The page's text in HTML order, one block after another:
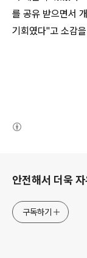
를 공유 받으면서
기회였다"고 소감
안전해서 더욱
구독하기